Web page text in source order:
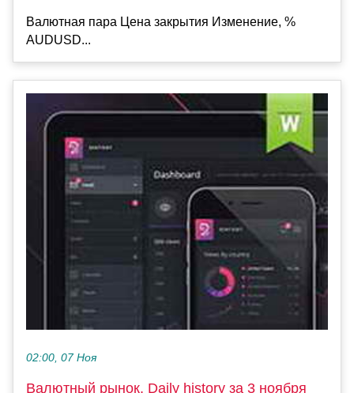
Валютная пара Цена закрытия Изменение, %
AUDUSD...
02:00, 07 Ноя
Валютный рынок, Daily history за 3 ноября